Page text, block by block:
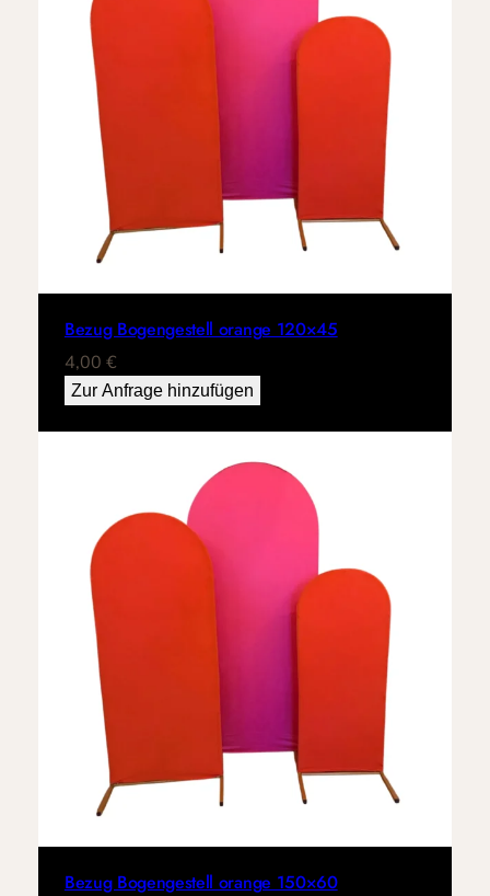
Bezug Bogengestell orange 120×45
4,00 €
Zur Anfrage hinzufügen
Bezug Bogengestell orange 150×60